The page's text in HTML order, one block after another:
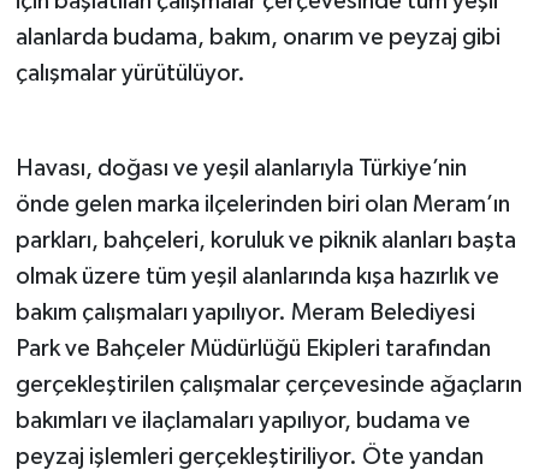
alanlarda budama, bakım, onarım ve peyzaj gibi
çalışmalar yürütülüyor.
Havası, doğası ve yeşil alanlarıyla Türkiye’nin
önde gelen marka ilçelerinden biri olan Meram’ın
parkları, bahçeleri, koruluk ve piknik alanları başta
olmak üzere tüm yeşil alanlarında kışa hazırlık ve
bakım çalışmaları yapılıyor. Meram Belediyesi
Park ve Bahçeler Müdürlüğü Ekipleri tarafından
gerçekleştirilen çalışmalar çerçevesinde ağaçların
bakımları ve ilaçlamaları yapılıyor, budama ve
peyzaj işlemleri gerçekleştiriliyor. Öte yandan